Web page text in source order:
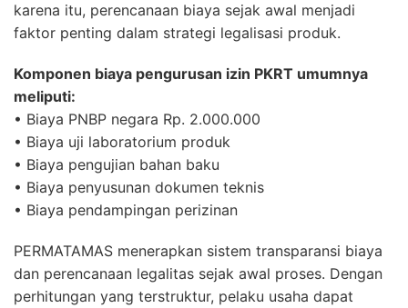
karena itu, perencanaan biaya sejak awal menjadi
faktor penting dalam strategi legalisasi produk.
Komponen biaya pengurusan izin PKRT umumnya
meliputi:
• Biaya PNBP negara Rp. 2.000.000
• Biaya uji laboratorium produk
• Biaya pengujian bahan baku
• Biaya penyusunan dokumen teknis
• Biaya pendampingan perizinan
PERMATAMAS menerapkan sistem transparansi biaya
dan perencanaan legalitas sejak awal proses. Dengan
perhitungan yang terstruktur, pelaku usaha dapat